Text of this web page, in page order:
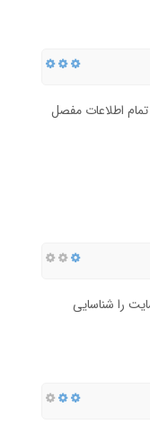
اطلاعات مفصل
را شناسایی